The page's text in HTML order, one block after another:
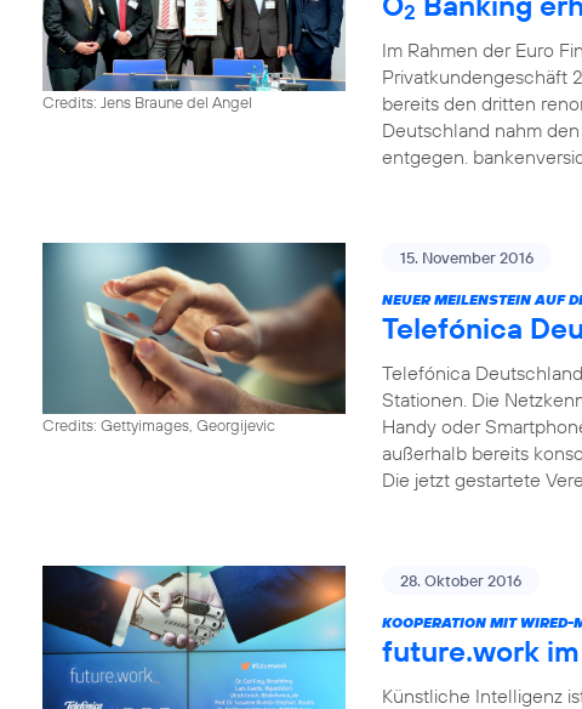
Credits: Jens Braune del Angel
2
Im Rahmen der Euro
Privatkundengeschäft
bereits den dritten
Deutschland nahm
entgegen.
Credits: Gettyimages, Georgijevic
15. November 2016
NEUER MEILENSTEIN AUF
Telefónica
Telefónica
Stationen. Die
Handy oder
außerhalb bereits
Die jetzt gestartete
28. Oktober 2016
KOOPERATION MIT
future.work im
Künstliche Intelligenz